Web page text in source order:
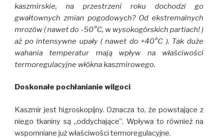
kaszmirskie, na przestrzeni roku dochodzi go
gwałtownych zmian pogodowych? Od ekstremalnych
mrozów ( nawet do -50°C, w wysokogórskich partiach! )
aż po intensywne upały ( nawet do +40°C ). Tak duże
wahania temperatur mają wpływ na właściwości
termoregulacyjne włókna kaszmirowego.
Doskonałe pochłanianie wilgoci
Kaszmir jest higroskopijny. Oznacza to, że powstające z
niego tkaniny są „oddychające”. Wpływa to również na
wspomniane już właściwości termoregulacyjne.